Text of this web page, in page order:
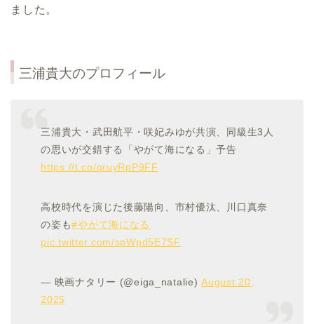
ました。
三浦貴大のプロフィール
三浦貴大・武田航平・咲妃みゆが共演、同級生3人
の思いが交錯する「やがて海になる」予告
https://t.co/qruyRpP9FF
高校時代を演じた後藤陽向、市村優汰、川口真奈
の姿も#やがて海になる
pic.twitter.com/spWpd5E7SF
— 映画ナタリー (@eiga_natalie)August 20,
2025